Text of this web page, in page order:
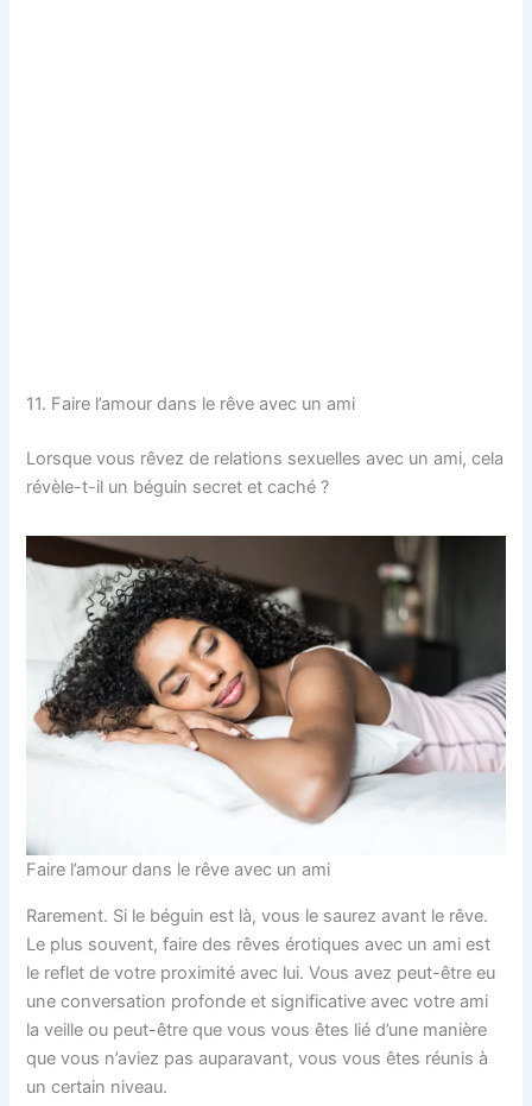
11. Faire l’amour dans le rêve avec un ami
Lorsque vous rêvez de relations sexuelles avec un ami, cela
révèle-t-il un béguin secret et caché ?
Faire l’amour dans le rêve avec un ami
Rarement. Si le béguin est là, vous le saurez avant le rêve.
Le plus souvent, faire des rêves érotiques avec un ami est
le reflet de votre proximité avec lui. Vous avez peut-être eu
une conversation profonde et significative avec votre ami
la veille ou peut-être que vous vous êtes lié d’une manière
que vous n’aviez pas auparavant, vous vous êtes réunis à
un certain niveau.